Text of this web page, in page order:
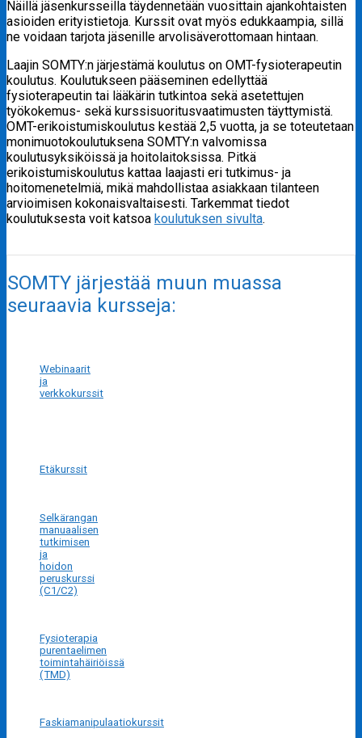
Näillä jäsenkursseilla täydennetään vuosittain ajankohtaisten
asioiden erityistietoja. Kurssit ovat myös edukkaampia, sillä
ne voidaan tarjota jäsenille arvolisäverottomaan hintaan.
Laajin SOMTY:n järjestämä koulutus on OMT-fysioterapeutin
koulutus. Koulutukseen pääseminen edellyttää
fysioterapeutin tai lääkärin tutkintoa sekä asetettujen
työkokemus- sekä kurssisuoritusvaatimusten täyttymistä.
OMT-erikoistumiskoulutus kestää 2,5 vuotta, ja se toteutetaan
monimuotokoulutuksena SOMTY:n valvomissa
koulutusyksiköissä ja hoitolaitoksissa. Pitkä
erikoistumiskoulutus kattaa laajasti eri tutkimus- ja
hoitomenetelmiä, mikä mahdollistaa asiakkaan tilanteen
arvioimisen kokonaisvaltaisesti. Tarkemmat tiedot
koulutuksesta voit katsoa koulutuksen sivulta.
SOMTY järjestää muun muassa
seuraavia kursseja:
Webinaarit
ja
verkkokurssit
Etäkurssit
Selkärangan
manuaalisen
tutkimisen
ja
hoidon
peruskurssi
(C1/C2)
Fysioterapia
purentaelimen
toimintahäiriöissä
(TMD)
Faskiamanipulaatiokurssit